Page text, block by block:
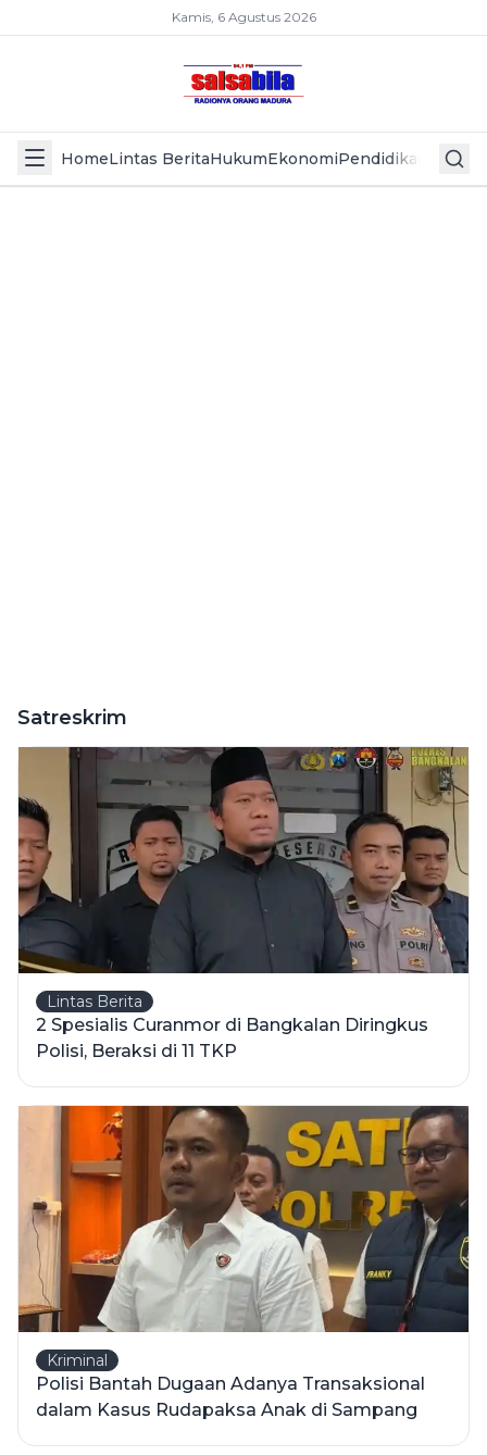
Kamis, 6 Agustus 2026
HomeLintas BeritaHukumEkonomiPendidikan Politik
Satreskrim
Lintas Berita
2 Spesialis Curanmor di Bangkalan Diringkus
Polisi, Beraksi di 11 TKP
Kriminal
Polisi Bantah Dugaan Adanya Transaksional
dalam Kasus Rudapaksa Anak di Sampang